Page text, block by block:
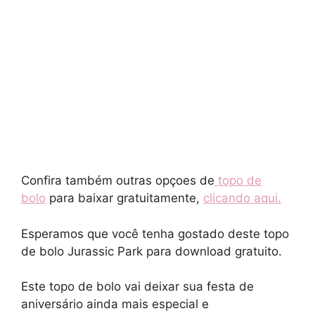
Confira também outras opçoes de topo de
bolo para baixar gratuitamente, clicando aqui.
Esperamos que você tenha gostado deste topo
de bolo Jurassic Park para download gratuito.
Este topo de bolo vai deixar sua festa de
aniversário ainda mais especial e